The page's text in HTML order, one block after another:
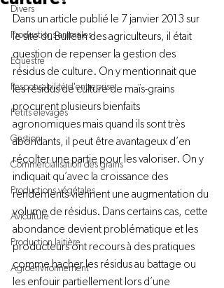
Divers
Productions animales
Équestre
Responsabilité d'entreprise
Petits élevages
Gestion
Commercialisation des grains
Productions végétales
Aviculture
Production laitière
Agroenvironnement
Dans un article publié le 7 janvier 2013 sur
le site du Bulletin des agriculteurs, il était
question de repenser la gestion des
résidus de culture. On y mentionnait que
les résidus de culture de maïs-grains
procurent plusieurs bienfaits
agronomiques mais quand ils sont très
abondants, il peut être avantageux d’en
récolter une partie pour les valoriser. On y
indiquait qu’avec la croissance des
rendements viennent une augmentation du
volume de résidus. Dans certains cas, cette
abondance devient problématique et les
producteurs ont recours à des pratiques
comme hacher les résidus au battage ou
les enfouir partiellement lors d’une